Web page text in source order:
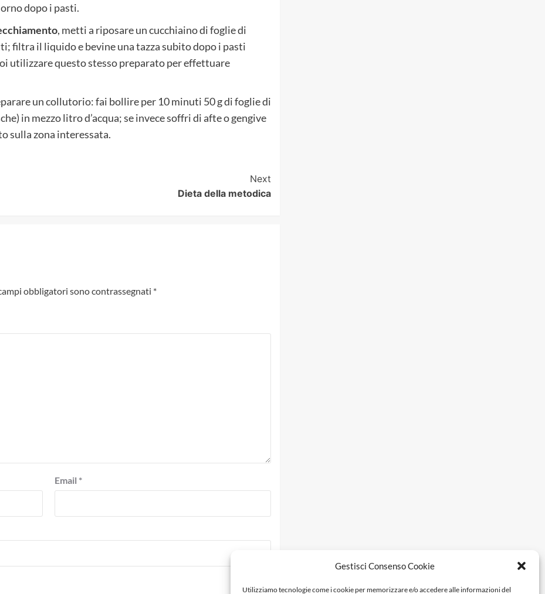
Gestisci Consenso Cookie
Utilizziamo tecnologie come i cookie per memorizzare e/o accedere alle informazioni del
dopo i pasti.
, metti a riposare un cucchiaino di foglie di
filtra il liquido e bevine una tazza subito dopo i pasti
utilizzare questo stesso preparato per effettuare
un collutorio: fai bollire per 10 minuti 50 g di foglie di
in mezzo litro d’acqua; se invece soffri di afte o gengive
sulla zona interessata.
Next
Dieta della metodica
obbligatori sono contrassegnati *
Email *